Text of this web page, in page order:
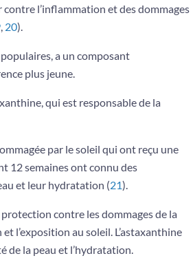
l’inflammation et des dommages
, 20).
populaires, a un composant
plus jeune.
qui est responsable de la
par le soleil qui ont reçu une
12 semaines ont connu des
et leur hydratation (21).
contre les dommages de la
l’exposition au soleil. L’astaxanthine
de la peau et l’hydratation.